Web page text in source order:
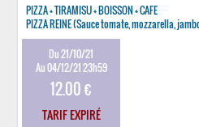
PIZZA + TIRAMISU + BOISSON + CAFE
PIZZA REINE (Sauce tomate, mozzarella,
Du 21/10/21
Au 04/12/21 23h59
12.00 €
TARIF EXPIRÉ